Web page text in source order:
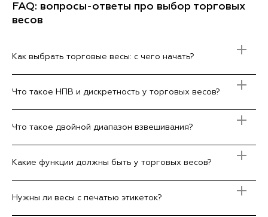
FAQ: вопросы-ответы про выбор торговых
весов
Как выбрать торговые весы: с чего начать?
Что такое НПВ и дискретность у торговых весов?
Что такое двойной диапазон взвешивания?
Какие функции должны быть у торговых весов?
Нужны ли весы с печатью этикеток?